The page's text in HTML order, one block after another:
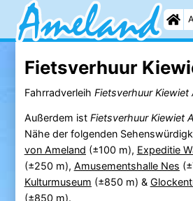
Fietsverhuur
Fahrradverleih Fietsverhuur Kiewiet
Außerdem ist Fietsverhuur Kiewiet
Nähe der folgenden
von Ameland (±100 m), Expeditie
(±250 m), Amusementshalle Nes
Kulturmuseum (±850 m) &
(±850 m).